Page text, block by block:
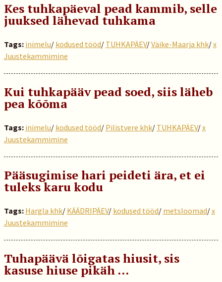
Kes tuhkapäeval pead kammib, selle
juuksed lähevad tuhkama
Tags: inimelu/ kodused tööd/ TUHKAPÄEV/Väike-Maarja khk/x
Juustekammimine
Kui tuhkapääv pead soed, siis läheb
pea kõõma
Tags: inimelu/ kodused tööd/ Pilistvere khk/ TUHKAPÄEV/x
Juustekammimine
Pääsugimise hari peideti ära, et ei
tuleks karu kodu
Tags: Hargla khk/ KÄÄDRIPÄEV/ kodused tööd/ metsloomad/x
Juustekammimine
Tuhapäävä lõigatas hiusit, sis
kasuse hiuse pikäh …